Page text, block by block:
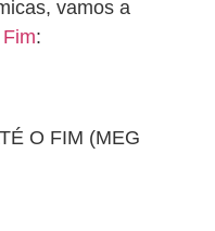
vamos a
:
O FIM (MEG